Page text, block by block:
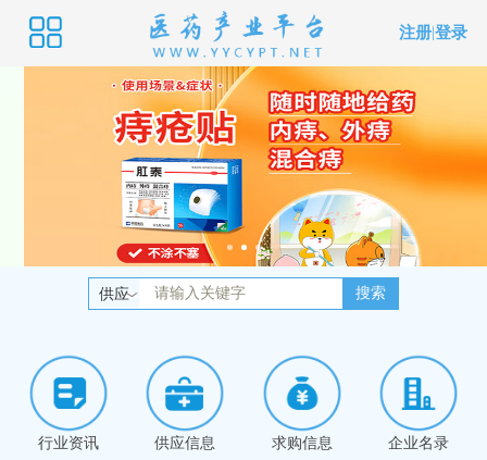
注册 |登录
供应 搜索
行业资讯 供应信息 求购信息 企业名录